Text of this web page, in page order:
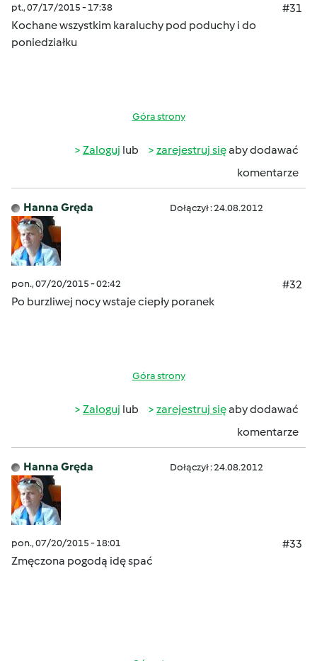
pt., 07/17/2015 - 17:38
#31
Kochane wszystkim karaluchy pod poduchy i do
poniedziałku
Góra strony
Zaloguj lub zarejestruj sięaby dodawać
komentarze
Hanna Gręda Dołączył : 24.08.2012
pon., 07/20/2015 - 02:42
#32
Po burzliwej nocywstaje ciepły poranek
Góra strony
Zaloguj lub zarejestruj sięaby dodawać
komentarze
Hanna Gręda Dołączył : 24.08.2012
pon., 07/20/2015 - 18:01
#33
Zmęczona pogodą idę spać